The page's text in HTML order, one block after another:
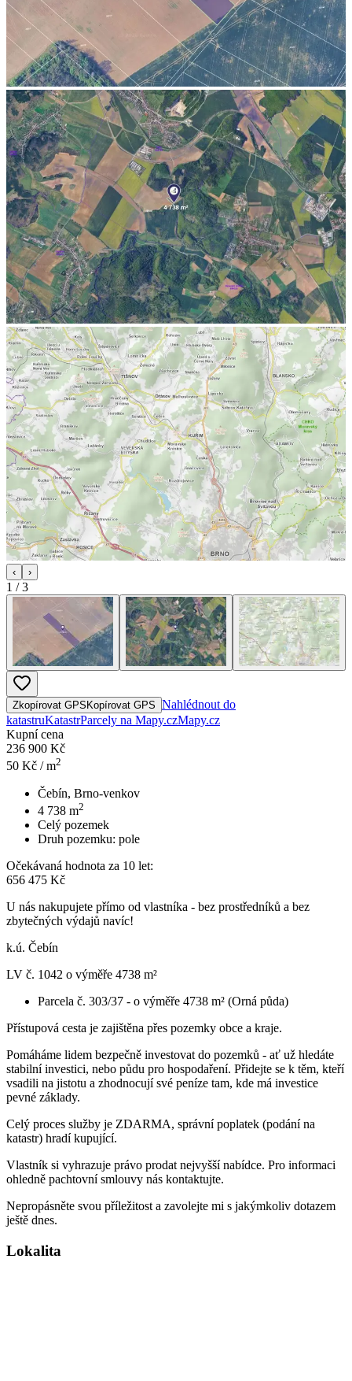
‹ ›
1 /3
Zkopírovat GPS Kopírovat GPS Nahlédnout do
katastruKatastrParcely na Mapy.czMapy.cz
Kupní cena
236 900 Kč
50 Kč / m2
Čebín, Brno-venkov
4 738 m2
Celý pozemek
Druh pozemku: pole
Očekávaná hodnota za 10 let:
656 475 Kč
U nás nakupujete přímo od vlastníka - bez prostředníků a bez
zbytečných výdajů navíc!
k.ú. Čebín
LV č. 1042 o výměře 4738 m²
Parcela č. 303/37 - o výměře 4738 m² (Orná půda)
Přístupová cesta je zajištěna přes pozemky obce a kraje.
Pomáháme lidem bezpečně investovat do pozemků - ať už hledáte
stabilní investici, nebo půdu pro hospodaření. Přidejte se k těm, kteří
vsadili na jistotu a zhodnocují své peníze tam, kde má investice
pevné základy.
Celý proces služby je ZDARMA, správní poplatek (podání na
katastr) hradí kupující.
Vlastník si vyhrazuje právo prodat nejvyšší nabídce. Pro informaci
ohledně pachtovní smlouvy nás kontaktujte.
Nepropásněte svou příležitost a zavolejte mi s jakýmkoliv dotazem
ještě dnes.
Lokalita